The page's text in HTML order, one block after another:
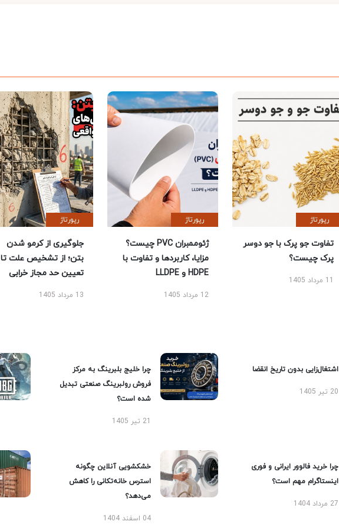
رپورتاژ
تفاوت جو پرک با جو دوسر
پرک چیست؟
11 مرداد 1405
رپورتاژ
ژئوممبران PVC چیست؟
مزایا، کاربردها و تفاوت با
HDPE و LLDPE
12 مرداد 1405
رپورتاژ
جلوگیری از کرمو شدن
بتن؛ از تشخیص علت تا
تعیین حد مجاز خرابی
13 مرداد 1405
اشتغال‌زایی بدون تاریخ انقضا
20 تیر 1405
چرا خلیج بلبرینگ به مرکز
فروش رولبرینگ صنعتی تبدیل
شده است؟
21 تیر 1405
چرا خرید فالوور ایرانی و فوری
اینستاگرام مهم است؟
27 مرداد 1404
خشکشویی آنلاین چگونه
استرس خانه‌تکانی را کاهش
می‌دهد؟
04 اسفند 1404